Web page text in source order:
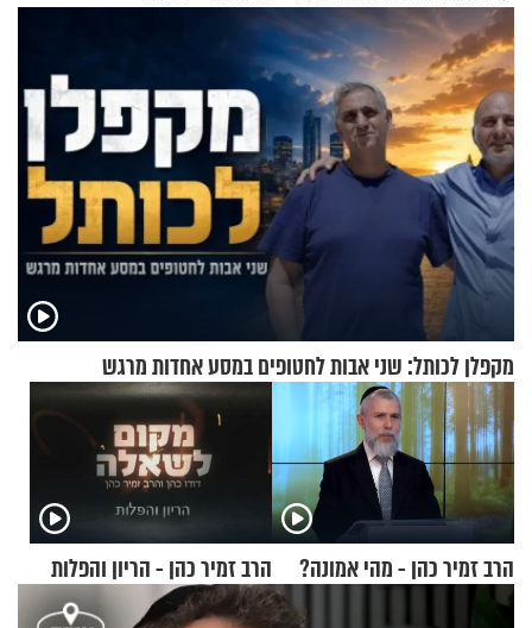
מקפלן לכותל: שני אבות לחטופים במסע אחדות מרגש
הרב זמיר כהן - מהי אמונה? הרב זמיר כהן - הריון והפלות